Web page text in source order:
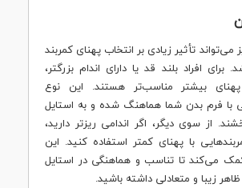
تأثیر زیادی بر انتخاب پهنای کمربند
افراد بلند قد یا دارای اندام بزرگتر،
پهنای بیشتر مناسب‌تر هستند. این نوع
با فرم بدن شما هماهنگ شده و به استایل
از سوی دیگر، اگر اندامی ریزتر دارید،
با پهنای کمتر استفاده کنید. این
می‌کند تا تناسب و هماهنگی در استایل
زیبا و متعادلی داشته باشید.